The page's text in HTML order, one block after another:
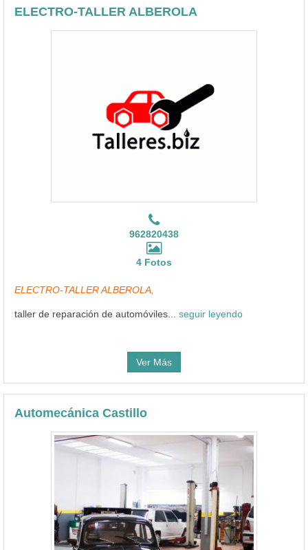
ELECTRO-TALLER ALBEROLA
962820438
4 Fotos
ELECTRO-TALLER ALBEROLA,
taller de reparación de automóviles... seguir leyendo
Ver Más
Automecánica Castillo